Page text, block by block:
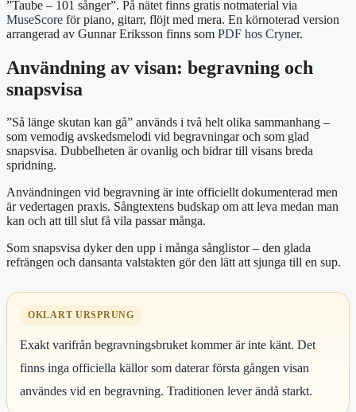
”Taube – 101 sånger”. På nätet finns gratis notmaterial via
MuseScore för piano, gitarr, flöjt med mera. En körnoterad version
arrangerad av Gunnar Eriksson finns som PDF hos Cryner.
Användning av visan: begravning och
snapsvisa
”Så länge skutan kan gå” används i två helt olika sammanhang –
som vemodig avskedsmelodi vid begravningar och som glad
snapsvisa. Dubbelheten är ovanlig och bidrar till visans breda
spridning.
Användningen vid begravning är inte officiellt dokumenterad men
är vedertagen praxis. Sångtextens budskap om att leva medan man
kan och att till slut få vila passar många.
Som snapsvisa dyker den upp i många sånglistor – den glada
refrängen och dansanta valstakten gör den lätt att sjunga till en sup.
OKLART URSPRUNG
Exakt varifrån begravningsbruket kommer är inte känt. Det
finns inga officiella källor som daterar första gången visan
användes vid en begravning. Traditionen lever ändå starkt.